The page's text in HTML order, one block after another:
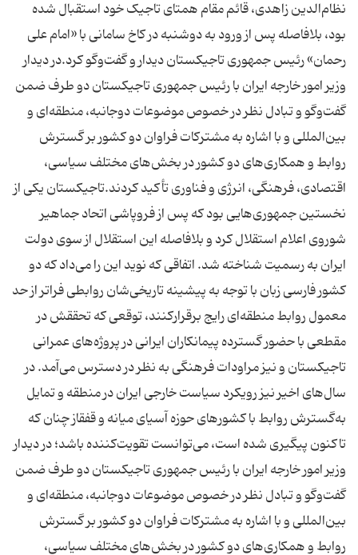
نظام‌الدین زاهدی، قائم مقام همتای تاجیک خود استقبال شده
بود، بلافاصله پس از ورود به دوشنبه در کاخ سامانی با «امام علی
رحمان» رئیس جمهوری تاجیکستان دیدار و گفت‌و‌گو کرد.در دیدار
وزیر امور خارجه ایران با رئیس جمهوری تاجیکستان دو طرف ضمن
گفت‌و‌گو و تبادل نظر در خصوص موضوعات دوجانبه، منطقه‌ای و
بین‌المللی و با اشاره به مشترکات فراوان دو کشور بر گسترش
روابط و همکاری‌های دو کشور در بخش‌های مختلف سیاسی،
اقتصادی، فرهنگی، انرژی و فناوری تأکید کردند.تاجیکستان یکی از
نخستین جمهوری‌هایی بود که پس از فروپاشی اتحاد جماهیر
شوروی اعلام استقلال کرد و بلافاصله این استقلال از سوی دولت
ایران به رسمیت شناخته شد. اتفاقی که نوید این را می‌داد که دو
کشور فارسی زبان با توجه به پیشینه تاریخی‌شان روابطی فراتر از حد
معمول روابط منطقه‌ای رایج برقرارکنند، توقعی که تحققش در
مقطعی با حضور گسترده پیمانکاران ایرانی در پروژه‌های عمرانی
تاجیکستان و نیز مراودات فرهنگی به نظر در دسترس می‌آمد. در
سال‌های اخیر نیز رویکرد سیاست خارجی ایران در منطقه و تمایل
به‌گسترش روابط با کشورهای حوزه آسیای میانه و قفقاز چنان که
تاکنون پیگیری شده است، می‌توانست تقویت‌کننده باشد؛ در دیدار
وزیر امور خارجه ایران با رئیس جمهوری تاجیکستان دو طرف ضمن
گفت‌و‌گو و تبادل نظر در خصوص موضوعات دوجانبه، منطقه‌ای و
بین‌المللی و با اشاره به مشترکات فراوان دو کشور بر گسترش
روابط و همکاری‌های دو کشور در بخش‌های مختلف سیاسی،